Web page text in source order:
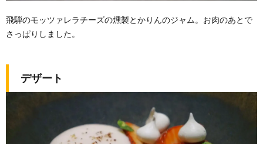
飛騨のモッツァレラチーズの燻製とかりんのジャム。お肉のあとで
さっぱりしました。
デザート